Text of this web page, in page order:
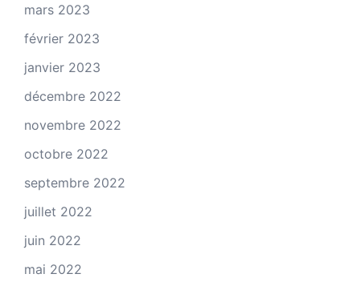
mars 2023
février 2023
janvier 2023
décembre 2022
novembre 2022
octobre 2022
septembre 2022
juillet 2022
juin 2022
mai 2022